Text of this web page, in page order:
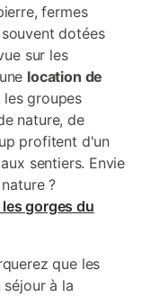
fermes
dotées
sur les
location de
les groupes
nature, de
profitent d'un
sentiers. Envie
?
gorges du
que les
à la